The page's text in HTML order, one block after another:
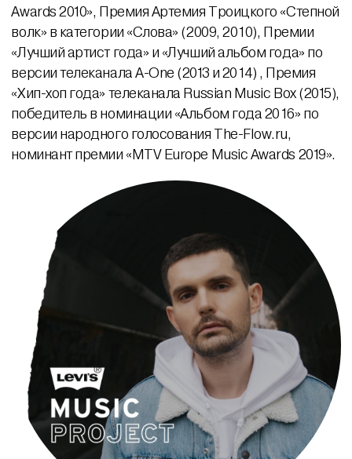
Awards 2010», Премия Артемия Троицкого «Степной
волк» в категории «Слова» (2009, 2010), Премии
«Лучший артист года» и «Лучший альбом года» по
версии телеканала A-One (2013 и 2014) , Премия
«Хип-хоп года» телеканала Russian Music Box (2015),
победитель в номинации «Альбом года 2016» по
версии народного голосования The-Flow.ru,
номинант премии «MTV Europe Music Awards 2019».